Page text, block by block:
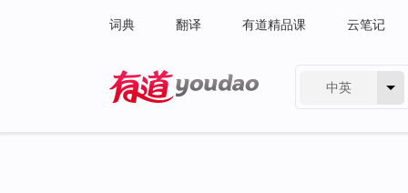
词典 翻译 有道精品课 云笔记
中英